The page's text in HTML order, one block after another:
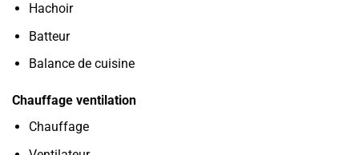
Hachoir
Batteur
Balance de cuisine
Chauffage ventilation
Chauffage